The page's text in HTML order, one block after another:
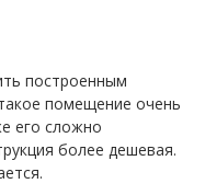
построенным
помещение очень
его сложно
более дешевая.